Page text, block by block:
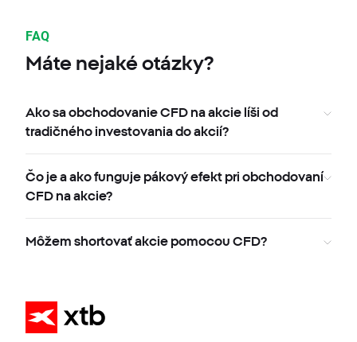
FAQ
Máte nejaké otázky?
Ako sa obchodovanie CFD na akcie líši od
tradičného investovania do akcií?
Čo je a ako funguje pákový efekt pri obchodovaní
CFD na akcie?
Môžem shortovať akcie pomocou CFD?